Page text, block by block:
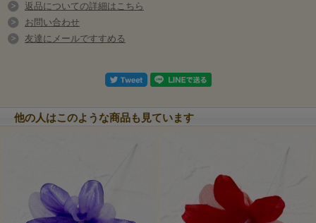
返品についての詳細はこちら
お問い合わせ
友達にメールですすめる
他の人はこのような商品も見ています